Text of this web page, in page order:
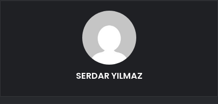
SERDAR YILMAZ